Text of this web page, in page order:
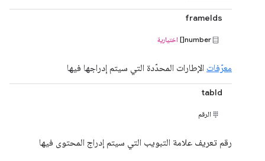
frameIds
number[] اختيارية
معرّفات الإطارات المحدّدة التي سيتم إدراجها فيها
tabId
الرقم
رقم تعريف علامة التبويب التي سيتم إدراج المحتوى فيها